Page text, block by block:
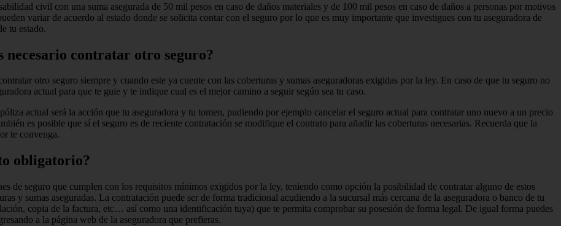
civil con una suma asegurada de 50 mil pesos en caso de daños materiales y de 100 mil pesos en caso de daños a personas por motivos
variar de acuerdo al estado donde se solicita contar con el seguro por lo que es muy importante que investigues con tu aseguradora de
tu estado.
necesario contratar otro seguro?
otro seguro siempre y cuando este ya cuente con las coberturas y sumas aseguradoras exigidas por la ley. En caso de que tu seguro no
actual para que te guie y te indique cual es el mejor camino a seguir según sea tu caso.
actual será la acción que tu aseguradora y tu tomen, pudiendo por ejemplo cancelar el seguro actual para contratar uno nuevo a un precio
es posible que sí el seguro es de reciente contratación se modifique el contrato para añadir las coberturas necesarias. Recuerda que la
te convenga.
obligatorio?
de seguro que cumplen con los requisitos mínimos exigidos por la ley, teniendo como opción la posibilidad de contratar alguno de estos
y sumas aseguradas. La contratación puede ser de forma tradicional acudiendo a la sucursal más cercana de la aseguradora o banco de tu
copia de la factura, etc… así como una identificación tuya) que te permita comprobar su posesión de forma legal. De igual forma puedes
a la página web de la aseguradora que prefieras.